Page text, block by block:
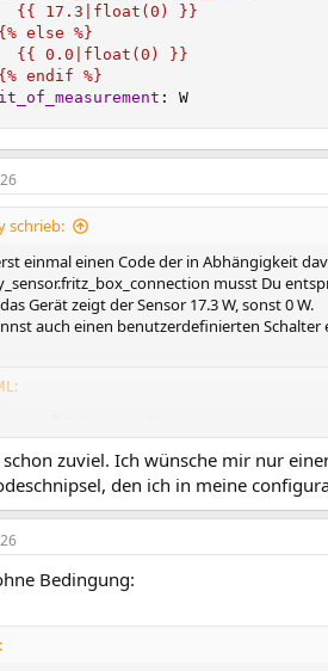
{{ 17.3|float(0) }}
else %}
{{ 0.0|float(0) }}
endif %}
: W
schrieb:
einmal einen Code der in Abhängigkeit
musst Du
Gerät zeigt der Sensor 17.3 W, sonst 0 W.
auch einen benutzerdefinierten
: RoWa
: >
{% if
{{ 17.3|float(0) }}
{{ 0.0|float(0) }}
{% endif %}
schon zuviel. Ich wünsche mir nur
den ich in meine
Bedingung: